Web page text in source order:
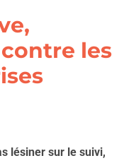
les
lésiner sur le suivi,